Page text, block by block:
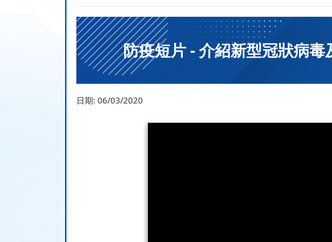
防疫短片 - 介紹新型冠狀病
日期: 06/03/2020